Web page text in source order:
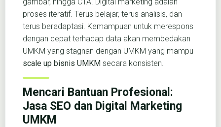
proses iteratif. Terus belajar, terus analisis, dan
terus beradaptasi. Kemampuan untuk merespons
dengan cepat terhadap data akan membedakan
UMKM yang stagnan dengan UMKM yang mampu
scale up bisnis UMKM secara konsisten.
Mencari Bantuan Profesional:
Jasa SEO dan Digital Marketing
UMKM